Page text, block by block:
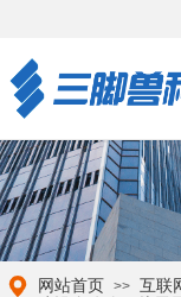
网站首页 >> 互联